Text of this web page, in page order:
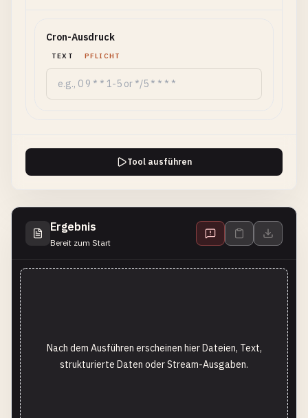
Cron-Ausdruck
TEXT PFLICHT
Tool ausführen
Ergebnis
Bereit zum Start
Nach dem Ausführen erscheinen hier Dateien, Text,
strukturierte Daten oder Stream-Ausgaben.